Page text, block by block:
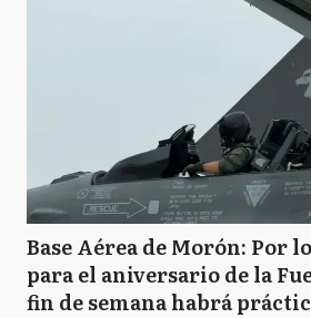
Base Aérea de Morón: Por
para el aniversario de la
fin de semana habrá